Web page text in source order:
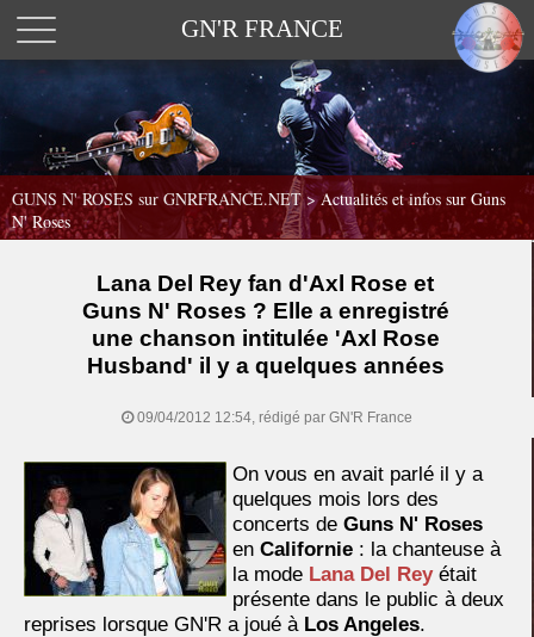
GN'R FRANCE
GUNS N' ROSES sur GNRFRANCE.NET>Actualités et infos sur Guns
N' Roses
Lana Del Rey fan d'Axl Rose et
Guns N' Roses ? Elle a enregistré
une chanson intitulée 'Axl Rose
Husband' il y a quelques années
09/04/2012 12:54, rédigé par GN'R France
On vous en avait parlé il y a
quelques mois lors des
concerts de Guns N' Roses
en Californie : la chanteuse à
la mode Lana Del Reyétait
présente dans le public à deux
reprises lorsque GN'R a joué à Los Angeles.